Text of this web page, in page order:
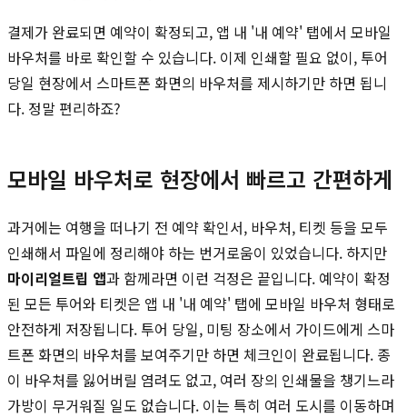
결제가 완료되면 예약이 확정되고, 앱 내 '내 예약' 탭에서 모바일
바우처를 바로 확인할 수 있습니다. 이제 인쇄할 필요 없이, 투어
당일 현장에서 스마트폰 화면의 바우처를 제시하기만 하면 됩니
다. 정말 편리하죠?
모바일 바우처로 현장에서 빠르고 간편하게
과거에는 여행을 떠나기 전 예약 확인서, 바우처, 티켓 등을 모두
인쇄해서 파일에 정리해야 하는 번거로움이 있었습니다. 하지만
마이리얼트립 앱과 함께라면 이런 걱정은 끝입니다. 예약이 확정
된 모든 투어와 티켓은 앱 내 '내 예약' 탭에 모바일 바우처 형태로
안전하게 저장됩니다. 투어 당일, 미팅 장소에서 가이드에게 스마
트폰 화면의 바우처를 보여주기만 하면 체크인이 완료됩니다. 종
이 바우처를 잃어버릴 염려도 없고, 여러 장의 인쇄물을 챙기느라
가방이 무거워질 일도 없습니다. 이는 특히 여러 도시를 이동하며